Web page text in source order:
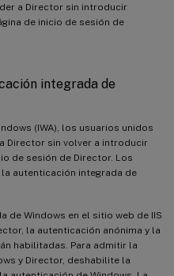
a Director sin introducir
de inicio de sesión de
integrada de
(IWA), los usuarios unidos
Director sin volver a introducir
de sesión de Director. Los
autenticación integrada de
de Windows en el sitio web de IIS
la autenticación anónima y la
habilitadas. Para admitir la
y Director, deshabilite la